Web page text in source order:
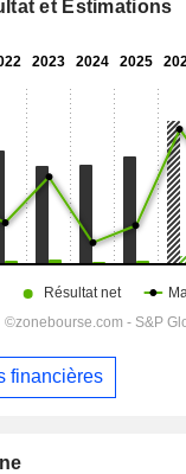
et Estimations
financières